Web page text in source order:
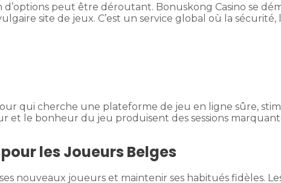
peut être déroutant. Bonuskong Casino se
site de jeux. C’est un service global où la
qui cherche une plateforme de jeu en ligne sûre,
le bonheur du jeu produisent des sessions
les Joueurs Belges
nouveaux joueurs et maintenir ses habitués fidèles.